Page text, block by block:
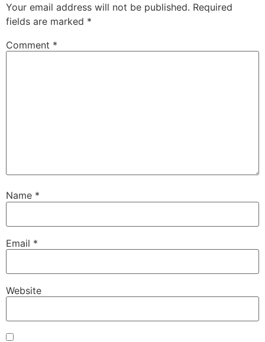
Your email address will not be published. Required
fields are marked *
Comment *
Name *
Email *
Website